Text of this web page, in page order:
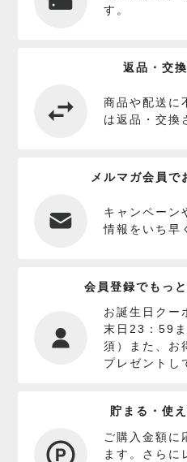
す。
返品・交
商品や配送に
は返品・交換
メルマガ会員で
キャンペーン
情報をいち早
会員登録でもっ
お誕生日クー
末日23：59
須）また、お
プレゼントし
貯まる・使
ご購入金額に
ます。さらに